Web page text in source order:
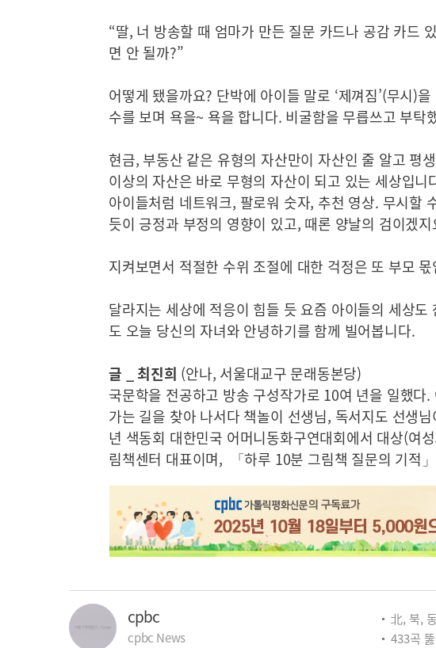
“딸, 너 방송할 때 엄마가 만든 질문 카드나 공감 카드
면 안 될까?”
어떻게 됐을까요? 단박에 아이들 말로 ‘제껴짐’(무시)
수를 보며 욕을~ 욕을 합니다. 비굴함을 무릅쓰고 부탁
현금, 부동산 같은 유형의 자산만이 자산인 줄 알고 평
이상의 자산은 바로 무형의 자산이 되고 있는 세상입
아이들처럼 네트워크, 팔로워 숫자, 추천 영상. 무시할
듯이 긍정과 부정의 영향이 있고, 때론 양날의 검이겠지
지켜보면서 적절한 수위 조절에 대한 걱정은 또 부모 몫
달라지는 세상에 적응이 힘들 듯 요즘 아이들의 세상
도 오늘 당신의 자녀와 안녕하기를 함께 빌어봅니다.
글 _ 최진희 (안나, 서울대교구 문래동본당)
국문학을 전공하고 방송 구성작가로 10여 년을 일했다
가는 길을 찾아 나서다 책놀이 선생님, 독서지도 선생
년 색동회 대한민국 어머니동화구연대회에서 대상(여
림책센터 대표이며, 「하루 10분 그림책 질문의 기적
cpbc
cpbc News
北, 북,
433곡